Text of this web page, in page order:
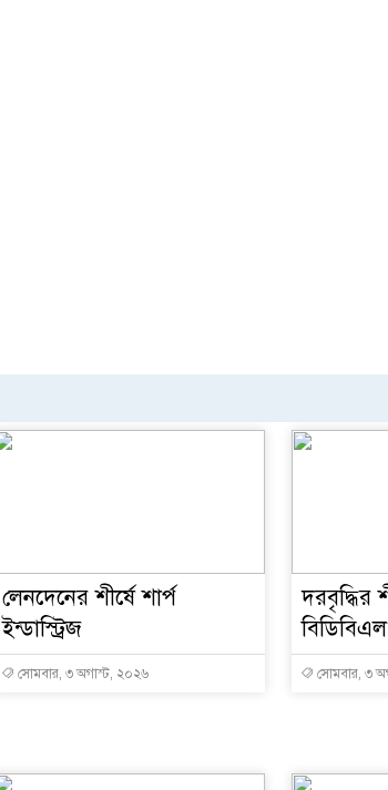
লেনদেনের শীর্ষে শার্প
ইন্ডাস্ট্রিজ
সোমবার, ৩ অগাস্ট, ২০২৬
দরবৃদ্ধির
সোমবার, ৩